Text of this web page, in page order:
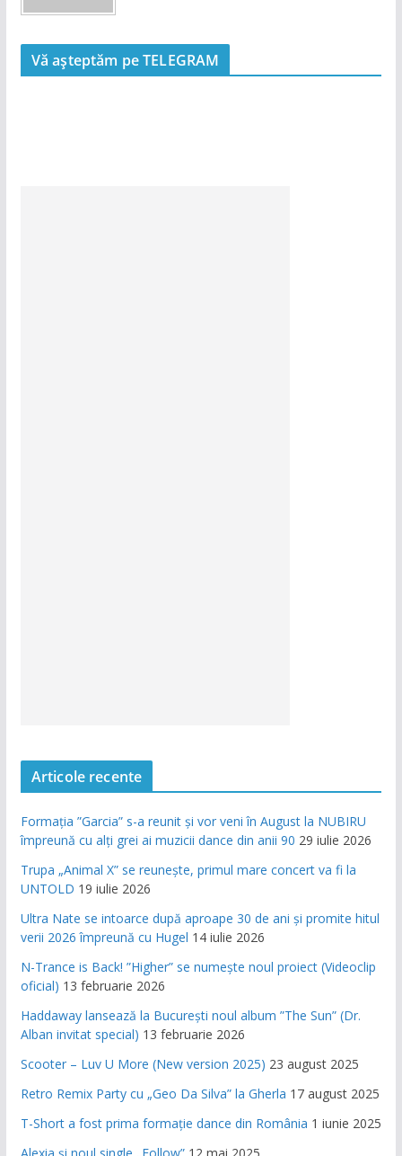
Vă așteptăm pe TELEGRAM
Articole recente
Formația ”Garcia” s-a reunit și vor veni în August la NUBIRU
împreună cu alți grei ai muzicii dance din anii 90 29 iulie 2026
Trupa „Animal X” se reunește, primul mare concert va fi la
UNTOLD 19 iulie 2026
Ultra Nate se intoarce după aproape 30 de ani și promite hitul
verii 2026 împreună cu Hugel 14 iulie 2026
N-Trance is Back! ”Higher” se numește noul proiect (Videoclip
oficial) 13 februarie 2026
Haddaway lansează la București noul album ”The Sun” (Dr.
Alban invitat special) 13 februarie 2026
Scooter – Luv U More (New version 2025) 23 august 2025
Retro Remix Party cu „Geo Da Silva” la Gherla 17 august 2025
T-Short a fost prima formație dance din România 1 iunie 2025